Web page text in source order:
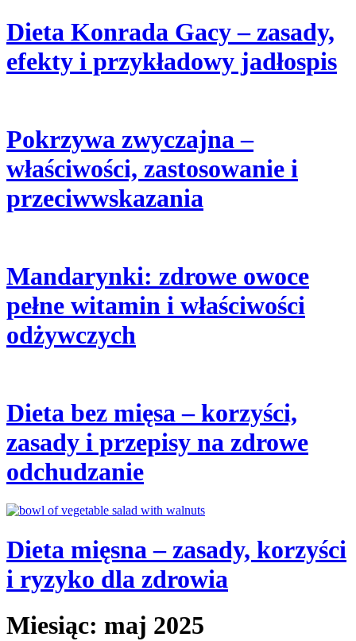
Dieta Konrada Gacy – zasady,
efekty i przykładowy jadłospis
Pokrzywa zwyczajna –
właściwości, zastosowanie i
przeciwwskazania
Mandarynki: zdrowe owoce
pełne witamin i właściwości
odżywczych
Dieta bez mięsa – korzyści,
zasady i przepisy na zdrowe
odchudzanie
Dieta mięsna – zasady, korzyści
i ryzyko dla zdrowia
Miesiąc: maj 2025